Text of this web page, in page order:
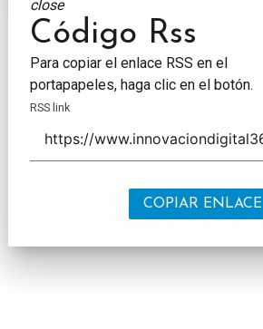
close
Código Rss
Para copiar el enlace RSS en el
portapapeles, haga clic en el botón.
RSS link
COPIAR ENLACE